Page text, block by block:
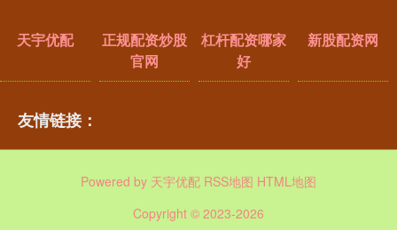
天宇优配
正规配资炒股
官网
杠杆配资哪家
好
新股配资网
友情链接：
Powered by 天宇优配 RSS地图 HTML地图
Copyright © 2023-2026